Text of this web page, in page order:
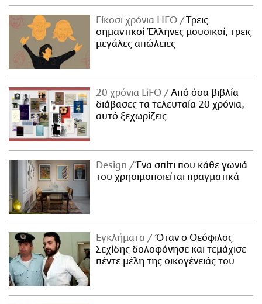
NEWSLETTER
ΜΙΚΡΟΠΡΑΓΜΑΤΑ
THE GOOD LIFO
LIFOLAND
CITY GUIDE
ΑΜΠΑ
PRINT
Είκοσι χρόνια LIFO
Tρεις
σημαντικοί Έλληνες μουσικοί, τρεις
μεγάλες απώλειες
20 χρόνια LiFO
Από όσα βιβλία
διάβασες τα τελευταία 20 χρόνια,
αυτό ξεχωρίζεις
Design
Ένα σπίτι που κάθε γωνιά
του χρησιμοποιείται πραγματικά
Εγκλήματα
Όταν ο Θεόφιλος
Σεχίδης δολοφόνησε και τεμάχισε
πέντε μέλη της οικογένειάς του